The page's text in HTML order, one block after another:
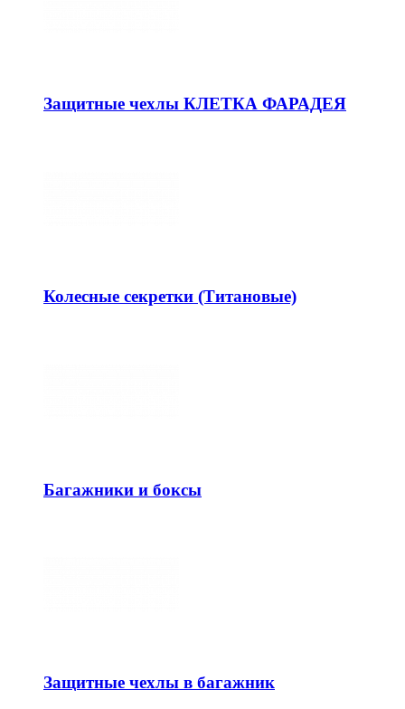
Защитные чехлы КЛЕТКА ФАРАДЕЯ
Колесные секретки (Титановые)
Багажники и боксы
Защитные чехлы в багажник